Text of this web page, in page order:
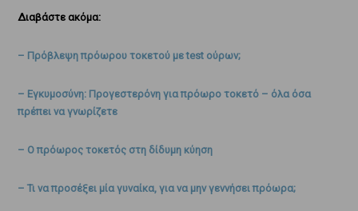
Διαβάστε ακόμα:
– Πρόβλεψη πρόωρου τοκετού με test ούρων;
– Εγκυμοσύνη: Προγεστερόνη για πρόωρο τοκετό – όλα όσα
πρέπει να γνωρίζετε
– Ο πρόωρος τοκετός στη δίδυμη κύηση
– Τι να προσέξει μία γυναίκα, για να μην γεννήσει πρόωρα;